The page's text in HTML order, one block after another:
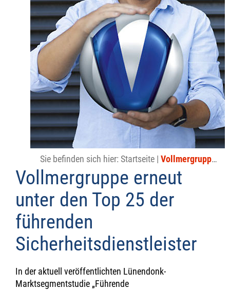
Sie befinden sich hier: Startseite | Vollmergruppe erneut unter den Top 25 der führenden Sicherheitsdienstleister
Vollmergruppe erneut
unter den Top 25 der
führenden
Sicherheitsdienstleister
In der aktuell veröffentlichten Lünendonk-
Marktsegmentstudie „Führende